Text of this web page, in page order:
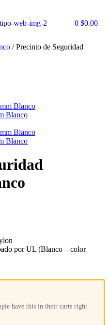
0 $0.00
/ Precinto de Seguridad
Blanco
Blanco
por UL (Blanco – color
have this in their carts right